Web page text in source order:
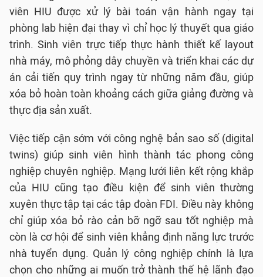
viên HIU được xử lý bài toán vận hành ngay tại
phòng lab hiện đại thay vì chỉ học lý thuyết qua giáo
trình. Sinh viên trực tiếp thực hành thiết kế layout
nhà máy, mô phỏng dây chuyền và triển khai các dự
án cải tiến quy trình ngay từ những năm đầu, giúp
xóa bỏ hoàn toàn khoảng cách giữa giảng đường và
thực địa sản xuất.
Việc tiếp cận sớm với công nghệ bản sao số (digital
twins) giúp sinh viên hình thành tác phong công
nghiệp chuyên nghiệp. Mạng lưới liên kết rộng khắp
của HIU cũng tạo điều kiện để sinh viên thường
xuyên thực tập tại các tập đoàn FDI. Điều này không
chỉ giúp xóa bỏ rào cản bỡ ngỡ sau tốt nghiệp mà
còn là cơ hội để sinh viên khẳng định năng lực trước
nhà tuyển dụng. Quản lý công nghiệp chính là lựa
chọn cho những ai muốn trở thành thế hệ lãnh đạo